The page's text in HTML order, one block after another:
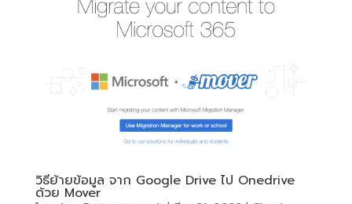
วิธีย้ายข้อมูล จาก Google Drive ไป Onedrive
ด้วย Mover